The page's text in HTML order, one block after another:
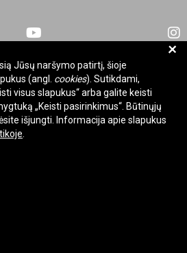
komisija. Visos teisės saugomos.
+
Jūsų naršymo patirtį, šioje
(angl. cookies). Sutikdami,
visus slapukus“ arba galite keisti
„Keisti pasirinkimus“. Būtinųjų
išjungti. Informacija apie slapukus